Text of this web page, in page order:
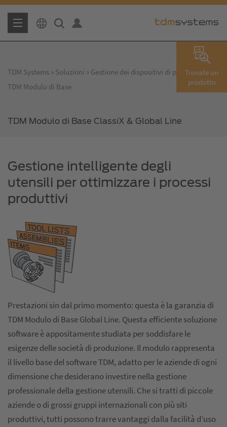
Trovate un
prodotto
TDM Systems Soluzioni
Gestione dei dispositivi di produzione
TDM Modulo di Base
TDM Modulo di Base ClassiX & Global Line
Gestione intelligente degli
utensili per ottimizzare i processi
produttivi
Prestazioni sin dal primo momento: questa è la garanzia di
TDM Modulo di Base Global Line. Questa efficiente soluzione
software è appositamente studiata per soddisfare le
esigenze delle società di produzione. Il modulo rappresenta
il livello base del software TDM, adatto per le aziende di ogni
dimensione che desiderano investire nella gestione
professionale della gestione utensili. Che si tratti di piccole
aziende o di grossi gruppi internazionali con più siti
produttivi, tutti possono trarre vantaggi dalla facilità d’uso